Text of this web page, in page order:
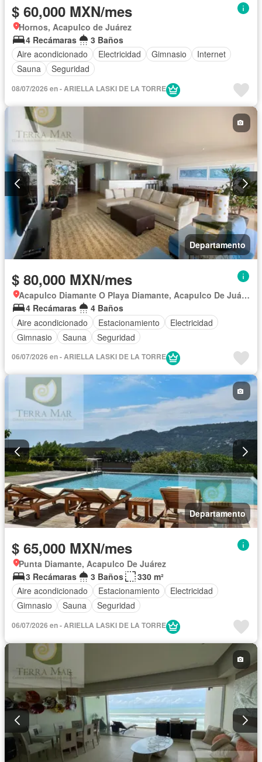
$ 60,000 MXN/mes
Hornos, Acapulco de Juárez
4 Recámaras
3 Baños
Aire acondicionado
Electricidad Gimnasio
Internet
Sauna
Seguridad
08/07/2026 en - ARIELLA LASKI DE LA TORRE
Departamento
$ 80,000 MXN/mes
Acapulco Diamante O Playa Diamante, Acapulco De Juárez
4 Recámaras
4 Baños
Aire acondicionado
Estacionamiento
Electricidad
Gimnasio
Sauna Seguridad
06/07/2026 en - ARIELLA LASKI DE LA TORRE
Departamento
$ 65,000 MXN/mes
Punta Diamante, Acapulco De Juárez
3 Recámaras
3 Baños
330 m²
Aire acondicionado
Estacionamiento
Electricidad
Gimnasio
Sauna Seguridad
06/07/2026 en - ARIELLA LASKI DE LA TORRE